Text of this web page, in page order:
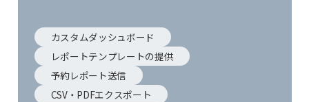
カスタムダッシュボード
レポートテンプレートの提供
予約レポート送信
CSV・PDFエクスポート